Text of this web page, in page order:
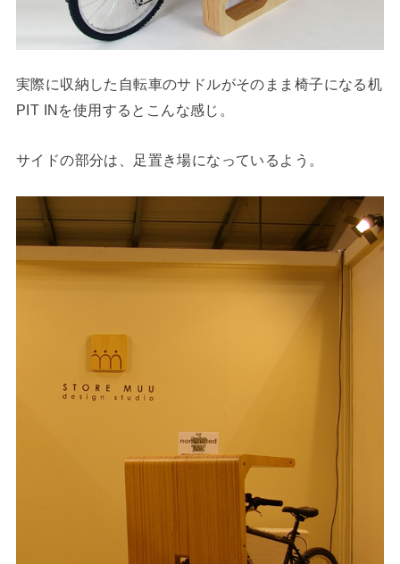
実際に収納した自転車のサドルがそのまま椅子になる机
PIT INを使用するとこんな感じ。
サイドの部分は、足置き場になっているよう。